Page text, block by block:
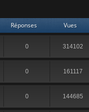
Réponses Vues
0 314102
0 161117
0 144685